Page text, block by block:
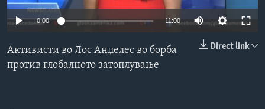
ИНТЕРВЈУА
Јазици
0:00 11:00
Direct link
Активисти во Лос Анџелес во борба
против глобалното затоплување